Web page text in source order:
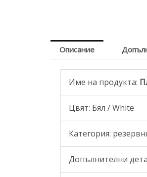
Описание
Име на продукта:
Цвят: Бял / White
Категория:
Допълнителни